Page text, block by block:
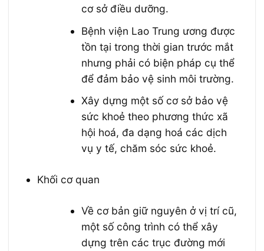
cơ sở điều dưỡng.
Bệnh viện Lao Trung ương được
tồn tại trong thời gian trước mắt
nhưng phải có biện pháp cụ thể
để đảm bảo vệ sinh môi trường.
Xây dựng một số cơ sở bảo vệ
sức khoẻ theo phương thức xã
hội hoá, đa dạng hoá các dịch
vụ y tế, chăm sóc sức khoẻ.
Khối cơ quan
Về cơ bản giữ nguyên ở vị trí cũ,
một số công trình có thể xây
dựng trên các trục đường mới